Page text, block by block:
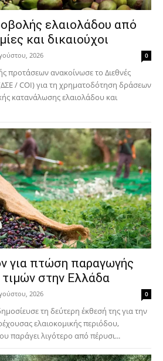
ελαιολάδου από
και δικαιούχοι
2026 0
προτάσεων ανακοίνωσε το Διεθνές
/ COI) για τη χρηματοδότηση δράσεων
κατανάλωσης ελαιολάδου και
για πτώση παραγωγής
τιμών στην Ελλάδα
2026 0
τη δεύτερη έκθεσή της για την
ελαιοκομικής περιόδου,
παράγει λιγότερο από πέρυσι...